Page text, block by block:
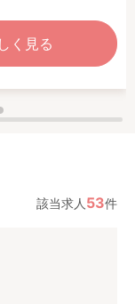
く見る
該当求人 53件